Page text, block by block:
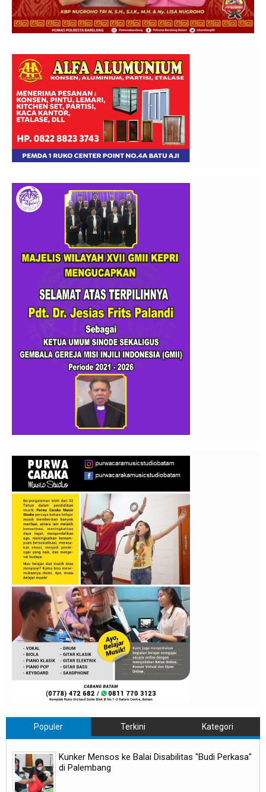
Populer Terkini Kategori
Kunker Mensos ke Balai Disabilitas "Budi Perkasa"
di Palembang